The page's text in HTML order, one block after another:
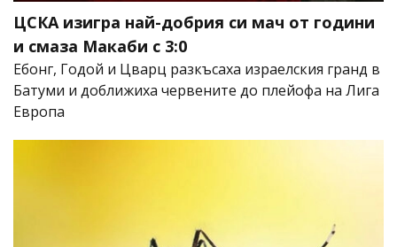
ЦСКА изигра най-добрия си мач от години
и смаза Макаби с 3:0
Ебонг, Годой и Цварц разкъсаха израелския гранд в
Батуми и доближиха червените до плейофа на Лига
Европа